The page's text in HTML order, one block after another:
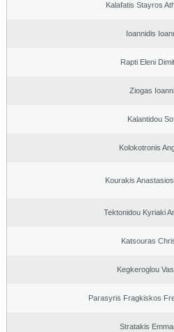
Kalafatis Stayros
Ioannidis
Rapti Eleni
Ziogas
Kalantidou
Kolokotronis
Kourakis
Tektonidou Kyriaki
Katsouras
Kegkeroglou
Parasyris Fragkiskos
Stratakis